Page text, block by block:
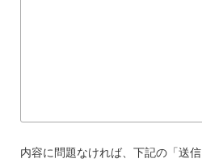
内容に問題なければ、下記の「送